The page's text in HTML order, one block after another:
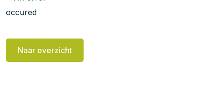
Naar overzicht